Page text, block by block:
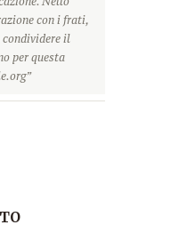
con i frati,
il
per questa